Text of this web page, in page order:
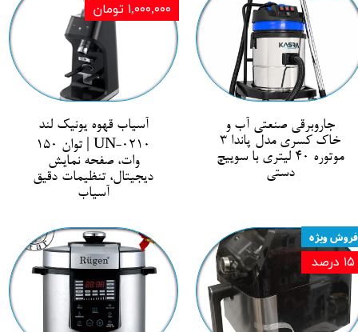
جاروبرقی صنعتی آب و
خاک کسری مدل پاندا ۳
موتوره ۴۰ لیتری با سوییچ
دستی
آسیاب قهوه یونیک لند
UN-0210 | توان 150
وات، صفحه نمایش
دیجیتال، تنظیمات دقیق
آسیاب
۱,۰۰۰,۰۰۰ تومان
فروش ویژه
۱۵ درصد